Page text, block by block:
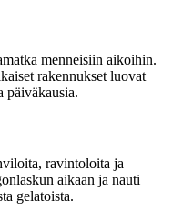
menneisiin aikoihin.
rakennukset luovat
päiväkausia.
ravintoloita ja
aikaan ja nauti
gelatoista.